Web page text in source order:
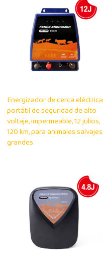
Energizador de cerca eléctrica
portátil de seguridad de alto
voltaje, impermeable, 12 julios,
120 km, para animales salvajes
grandes